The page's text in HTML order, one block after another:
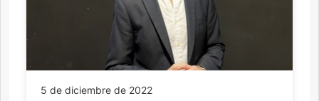
5 de diciembre de 2022